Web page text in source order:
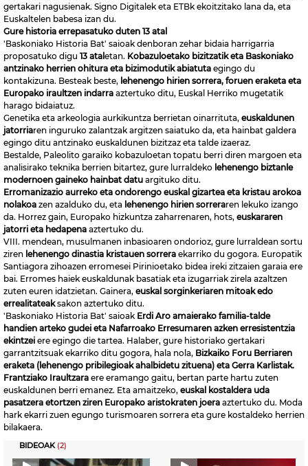
gertakari nagusienak. Signo Digitalek eta ETBk ekoitzitako lana da, eta
Euskaltelen babesa izan du.
Gure historia errepasatuko duten 13 atal
'Baskoniako Historia Bat' saioak denboran zehar bidaia harrigarria
proposatuko digu 13 ataletan. Kobazuloetako bizitzatik eta Baskoniako
antzinako herrien ohitura eta bizimodutik abiatuta egingo du
kontakizuna. Besteak beste, lehenengo hirien sorrera, foruen eraketa eta
Europako iraultzen indarra aztertuko ditu, Euskal Herriko mugetatik
harago bidaiatuz.
Genetika eta arkeologia aurkikuntza berrietan oinarrituta, euskaldunen
jatorriaren inguruko zalantzak argitzen saiatuko da, eta hainbat galdera
egingo ditu antzinako euskaldunen bizitzaz eta talde izaeraz.
Bestalde, Paleolito garaiko kobazuloetan topatu berri diren margoen eta
analisirako teknika berrien bitartez, gure lurraldeko lehenengo biztanle
modernoen gaineko hainbat datu argituko ditu.
Erromanizazio aurreko eta ondorengo euskal gizartea eta kristau arokoa
nolakoa zen azalduko du, eta lehenengo hirien sorreraren lekuko izango
da. Horrez gain, Europako hizkuntza zaharrenaren, hots, euskararen
jatorri eta hedapena aztertuko du.
VIII. mendean, musulmanen inbasioaren ondorioz, gure lurraldean sortu
ziren lehenengo dinastia kristauen sorrera ekarriko du gogora. Europatik
Santiagora zihoazen erromesei Pirinioetako bidea ireki zitzaien garaia ere
bai. Erromes haiek euskaldunak basatiak eta izugarriak zirela azaltzen
zuten euren idatzietan. Gainera, euskal sorginkeriaren mitoak edo
errealitateaksakon aztertuko ditu.
'Baskoniako Historia Bat' saioak Erdi Aro amaierako familia-talde
handien arteko gudei eta Nafarroako Erresumaren azken erresistentzia
ekintzei ere egingo die tartea. Halaber, gure historiako gertakari
garrantzitsuak ekarriko ditu gogora, hala nola, Bizkaiko Foru Berriaren
eraketa (lehenengo pribilegioak ahalbidetu zituena) eta Gerra Karlistak.
Frantziako Iraultzara ere eramango gaitu, bertan parte hartu zuten
euskaldunen berri emanez. Eta amaitzeko, euskal kostaldera uda
pasatzera etortzen ziren Europako aristokraten joera aztertuko du. Moda
hark ekarri zuen egungo turismoaren sorrera eta gure kostaldeko herrien
bilakaera.
BIDEOAK (2)